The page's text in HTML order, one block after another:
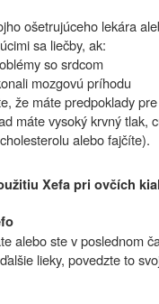
ošetrujúceho lekára
sa liečby, ak:
so srdcom
mozgovú príhodu
že máte predpoklady
máte vysoký krvný tlak,
alebo fajčíte).
Xefa pri ovčích
alebo ste v poslednom
lieky, povedzte to